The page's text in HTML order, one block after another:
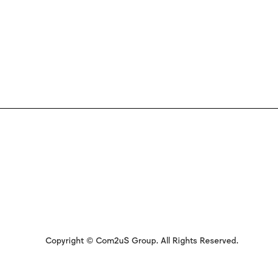
Copyright © Com2uS Group. All Rights Reserved.